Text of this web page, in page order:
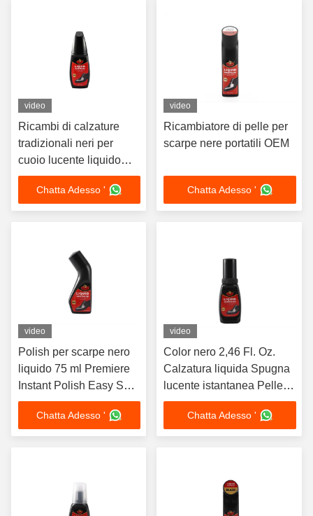
video
Ricambi di calzature
tradizionali neri per
cuoio lucente liquido
cura delle scarpe
all'ingrosso
Chatta Adesso '
video
Ricambiatore di pelle per
scarpe nere portatili OEM
Chatta Adesso '
video
Polish per scarpe nero
liquido 75 ml Premiere
Instant Polish Easy Self
Care Gloss Leather
Boots Scarpe
Accessoari
Chatta Adesso '
video
Color nero 2,46 Fl. Oz.
Calzatura liquida Spugna
lucente istantanea Pelle
ultra-brillante Lanolina
nutre stivali di pelle
Chatta Adesso '